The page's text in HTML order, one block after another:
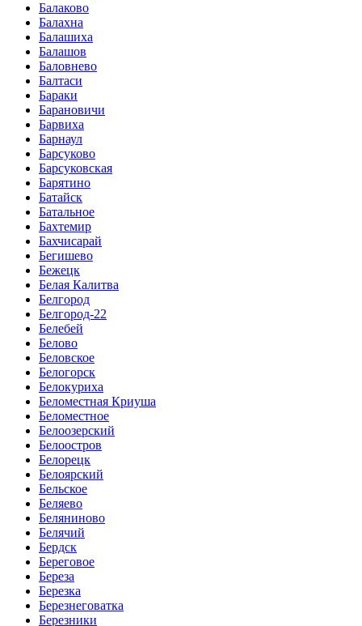
Балаково
Балахна
Балашиха
Балашов
Баловнево
Балтаси
Бараки
Барановичи
Барвиха
Барнаул
Барсуково
Барсуковская
Барятино
Батайск
Батальное
Бахтемир
Бахчисарай
Бегишево
Бежецк
Белая Калитва
Белгород
Белгород-22
Белебей
Белово
Беловское
Белогорск
Белокуриха
Беломестная Криуша
Беломестное
Белоозерский
Белоостров
Белорецк
Белоярский
Бельское
Беляево
Беляниново
Белячий
Бердск
Береговое
Береза
Березка
Березнеговатка
Березники